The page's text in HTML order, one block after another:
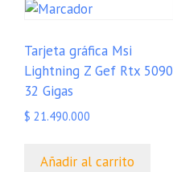
Tarjeta gráfica Msi
Lightning Z Gef Rtx 5090
32 Gigas
$ 21.490.000
Añadir al carrito